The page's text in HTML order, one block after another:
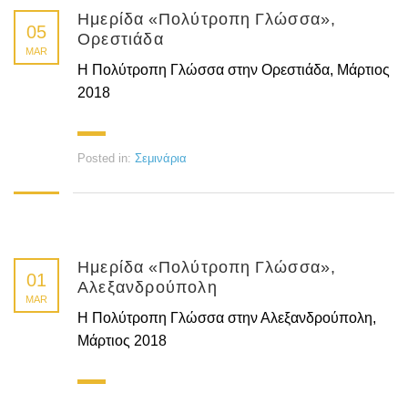
05
MAR
Ημερίδα «Πολύτροπη Γλώσσα»,
Ορεστιάδα
Η Πολύτροπη Γλώσσα στην Ορεστιάδα, Μάρτιος
2018
Posted in: Σεμινάρια
01
MAR
Ημερίδα «Πολύτροπη Γλώσσα»,
Αλεξανδρούπολη
Η Πολύτροπη Γλώσσα στην Αλεξανδρούπολη,
Μάρτιος 2018